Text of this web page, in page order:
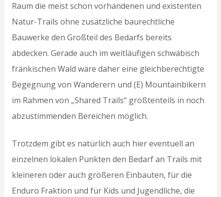
Raum die meist schon vorhandenen und existenten
Natur-Trails ohne zusätzliche baurechtliche
Bauwerke den Großteil des Bedarfs bereits
abdecken. Gerade auch im weitläufigen schwäbisch
fränkischen Wald wäre daher eine gleichberechtigte
Begegnung von Wanderern und (E) Mountainbikern
im Rahmen von „Shared Trails“ größtenteils in noch
abzustimmenden Bereichen möglich.
Trotzdem gibt es natürlich auch hier eventuell an
einzelnen lokalen Punkten den Bedarf an Trails mit
kleineren oder auch größeren Einbauten, für die
Enduro Fraktion und für Kids und Jugendliche, die